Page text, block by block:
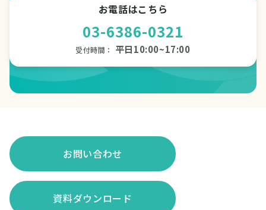
お電話はこちら
03-6386-0321
受付時間： 平日10:00~17:00
お問い合わせ
資料ダウンロード